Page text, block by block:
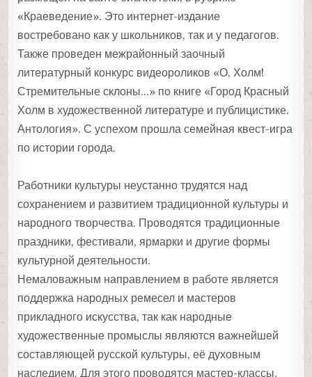
«Краеведение». Это интернет-издание
востребовано как у школьников, так и у педагогов.
Также проведен межрайонный заочный
литературный конкурс видеороликов «О, Холм!
Стремительные склоны…» по книге «Город Красный
Холм в художественной литературе и публицистике.
Антология». С успехом прошла семейная квест-игра
по истории города.
Работники культуры неустанно трудятся над
сохранением и развитием традиционной культуры и
народного творчества. Проводятся традиционные
праздники, фестивали, ярмарки и другие формы
культурной деятельности.
Немаловажным направлением в работе является
поддержка народных ремесел и мастеров
прикладного искусства, так как народные
художественные промыслы являются важнейшей
составляющей русской культуры, её духовным
наследием. Для этого проводятся мастер-классы,